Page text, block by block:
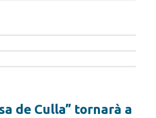
de Culla” tornarà a